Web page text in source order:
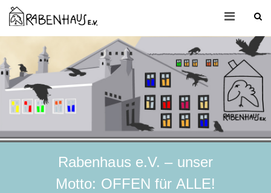
Rabenhaus e.V. – unser
Motto: OFFEN für ALLE!